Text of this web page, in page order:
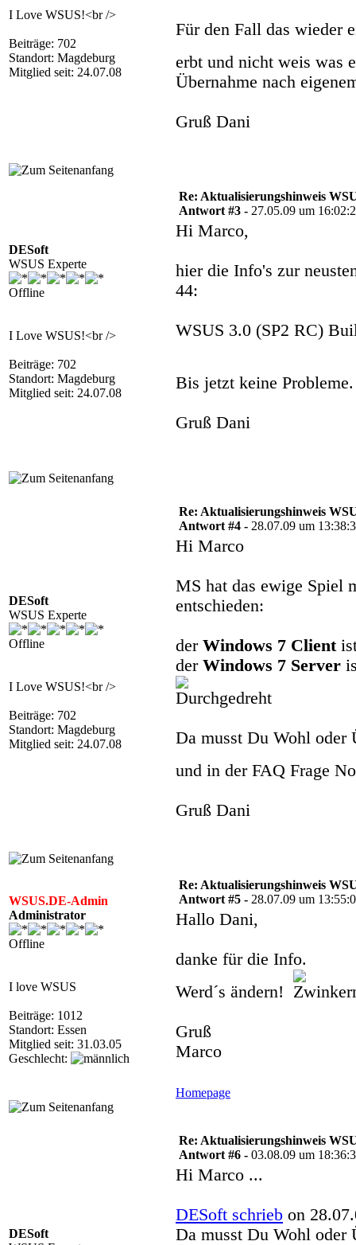
I Love WSUS!<br />
Beiträge: 702
Standort: Magdeburg
Mitglied seit: 24.07.08
Für den Fall das wieder
erbt und nicht weis was
Übernahme nach
Gruß Dani
DESoft
WSUS Experte
Offline
I Love WSUS!<br />
Beiträge: 702
Standort: Magdeburg
Mitglied seit: 24.07.08
Re: Aktualisierungshinweis
Antwort #3 - 27.05.09 um
Hi Marco,
hier die Info's zur
44:
WSUS 3.0 (SP2 RC)
Bis jetzt keine
Gruß Dani
DESoft
WSUS Experte
Offline
I Love WSUS!<br />
Beiträge: 702
Standort: Magdeburg
Mitglied seit: 24.07.08
Re: Aktualisierungshinweis
Antwort #4 - 28.07.09 um
Hi Marco
MS hat das ewige Spiel
entschieden:
der Windows 7 Client
der Windows 7 Server
Da musst Du Wohl oder
und in der FAQ Frage
Gruß Dani
WSUS.DE-Admin
Administrator
Offline
I love WSUS
Beiträge: 1012
Standort: Essen
Mitglied seit: 31.03.05
Geschlecht:
Re: Aktualisierungshinweis
Antwort #5 - 28.07.09 um
Hallo Dani,
danke für die Info.
Werd´s ändern!
Gruß
Marco
Homepage
DESoft
Re: Aktualisierungshinweis
Antwort #6 - 03.08.09 um
Hi Marco ...
DESoft schrieb on
Da musst Du Wohl